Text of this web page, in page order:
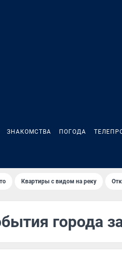
ЗНАКОМСТВА ПОГОДА
Квартиры с видом на реку
города